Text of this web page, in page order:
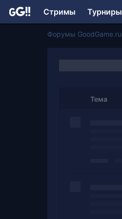
Стримы Турниры
Форумы GoodGame.ru
Тема